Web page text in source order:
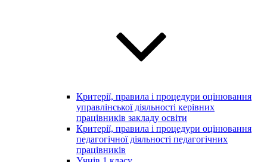
Критерії, правила і процедури оцінювання
управлінської діяльності керівних
працівників закладу освіти
Критерії, правила і процедури оцінювання
педагогічної діяльності педагогічних
працівників